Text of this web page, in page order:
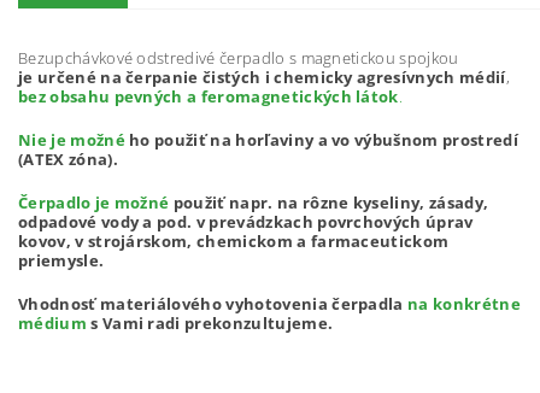
Bezupchávkové odstredivé čerpadlo s magnetickou spojkou
je určené na čerpanie čistých i chemicky agresívnych médií,
bez obsahu pevných a feromagnetických látok.
Nie je možného použiť na horľaviny a vo výbušnom prostredí
(ATEX zóna).
Čerpadlo je možné použiť napr. na rôzne kyseliny, zásady,
odpadové vody a pod. v prevádzkach povrchových úprav
kovov, v strojárskom, chemickom a farmaceutickom
priemysle.
Vhodnosť materiálového vyhotovenia čerpadla na konkrétne
médium s Vami radi prekonzultujeme.